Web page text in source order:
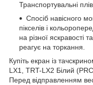
Транспортувальні
Спосіб навісного
пікселів і
на різної яскравості
реагує на торкання.
Купіть екран із
LX1, TRT-LX2 Білий
Перед відправленням